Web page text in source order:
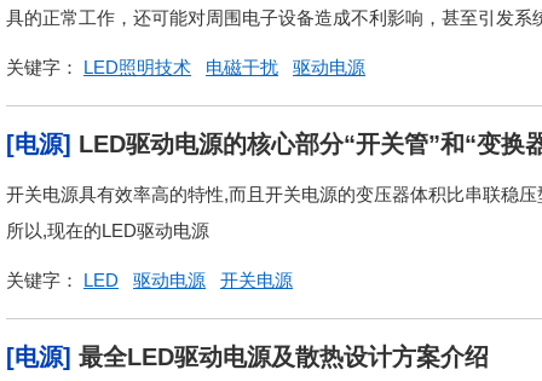
具的正常工作，还可能对周围电子设备造成不利影响，甚至引发
关键字： LED照明技术 电磁干扰 驱动电源
[电源] LED驱动电源的核心部分“开关管”和“变换
开关电源具有效率高的特性,而且开关电源的变压器体积比串联稳
所以,现在的LED驱动电源
关键字： LED 驱动电源 开关电源
[电源] 最全LED驱动电源及散热设计方案介绍